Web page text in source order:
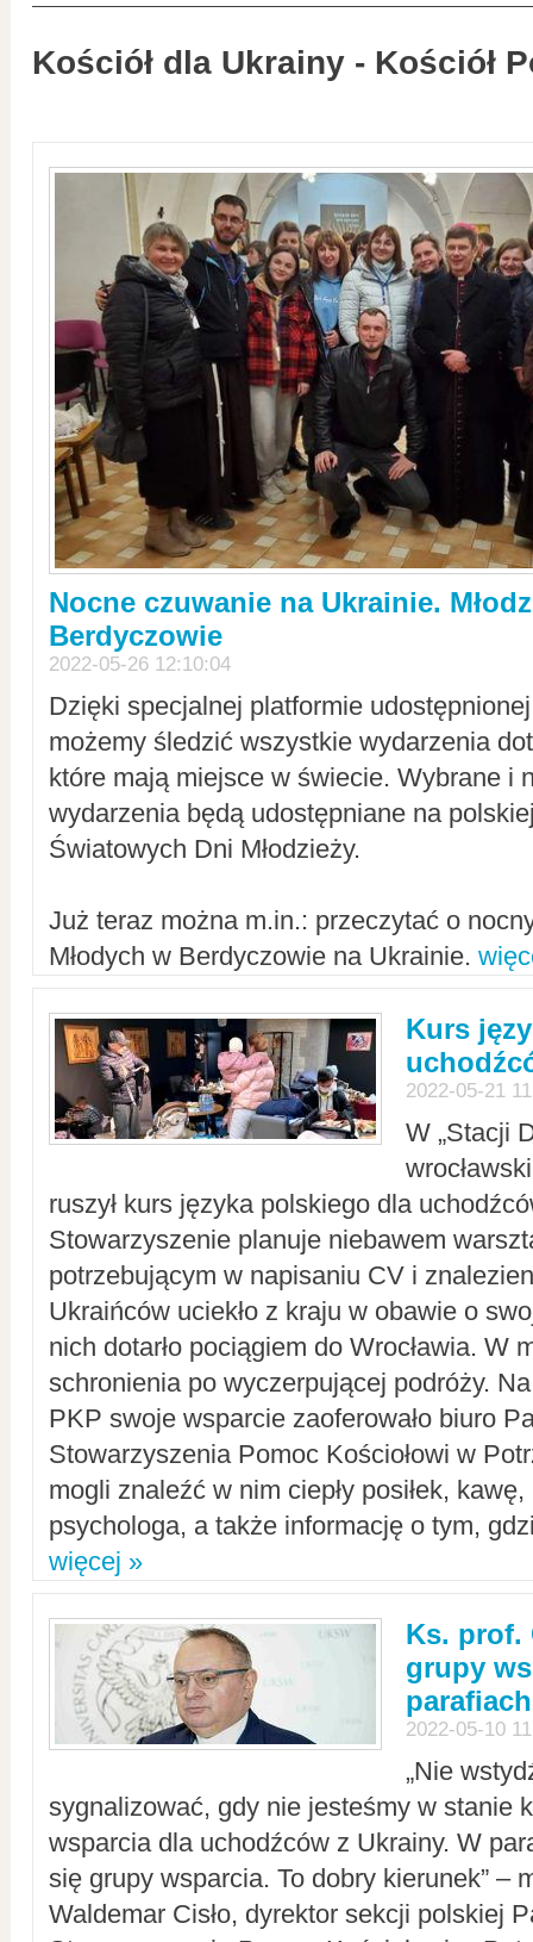
Kościół dla Ukrainy - Kościół
Nocne czuwanie na Ukrainie.
Berdyczowie
2022-05-26 12:10:04
Dzięki specjalnej platformie
możemy śledzić wszystkie wydarzenia
które mają miejsce w świecie. Wybrane i
wydarzenia będą udostępniane na
Światowych Dni Młodzieży.
Już teraz można m.in.: przeczytać o
Młodych w Berdyczowie na Ukrainie.
Kurs
2022-05-21
W „Stacji
ruszył kurs języka polskiego dla
Stowarzyszenie planuje niebawem
potrzebującym w napisaniu CV i
Ukraińców uciekło z kraju w obawie o
nich dotarło pociągiem do Wrocławia. W
schronienia po wyczerpującej podróży.
PKP swoje wsparcie zaoferowało biuro
Stowarzyszenia Pomoc Kościołowi w
mogli znaleźć w nim ciepły posiłek,
psychologa, a także informację o tym,
więcej »
Ks. prof.
grupy
parafiach
2022-05-10
„Nie
sygnalizować, gdy nie jesteśmy w stanie
wsparcia dla uchodźców z Ukrainy. W
się grupy wsparcia. To dobry kierunek” –
Waldemar Cisło, dyrektor sekcji polskiej